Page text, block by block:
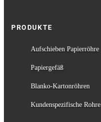
PRODUKTE
Aufschieben Papierröhre
Papiergefäß
Blanko-Kartonröhren
Kundenspezifische Rohre